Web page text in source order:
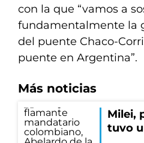
con la que “vamos a
fundamentalmente la
del puente Chaco-
puente en Argentina”.
Más noticias
Milei,
tuvo